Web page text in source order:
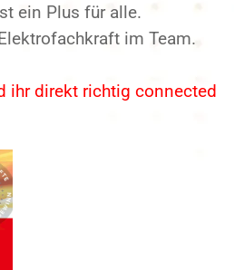
ein Plus für alle.
im Team.
ihr direkt richtig connected